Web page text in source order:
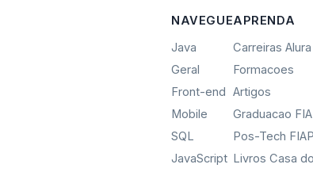
NAVEGUE
Java
Geral
Front-end
Mobile
SQL
JavaScript
APRENDA
Carreiras Alura
Formacoes
Artigos
Graduacao
Pos-Tech FIAP
Livros Casa